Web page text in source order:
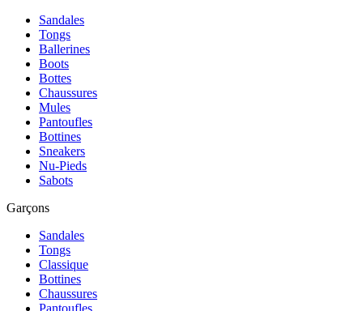
Sandales
Tongs
Ballerines
Boots
Bottes
Chaussures
Mules
Pantoufles
Bottines
Sneakers
Nu-Pieds
Sabots
Garçons
Sandales
Tongs
Classique
Bottines
Chaussures
Pantoufles